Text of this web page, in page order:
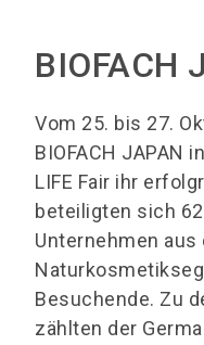
BIOFACH
Vom 25. bis 27.
BIOFACH JAPAN
LIFE Fair ihr
beteiligten sich
Unternehmen
Besuchende. Zu
zählten der